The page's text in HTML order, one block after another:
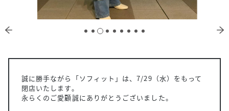
誠に勝手ながら「ソフィット」は、7/29（水）をもって
閉店いたします。
永らくのご愛顧誠にありがとうございました。